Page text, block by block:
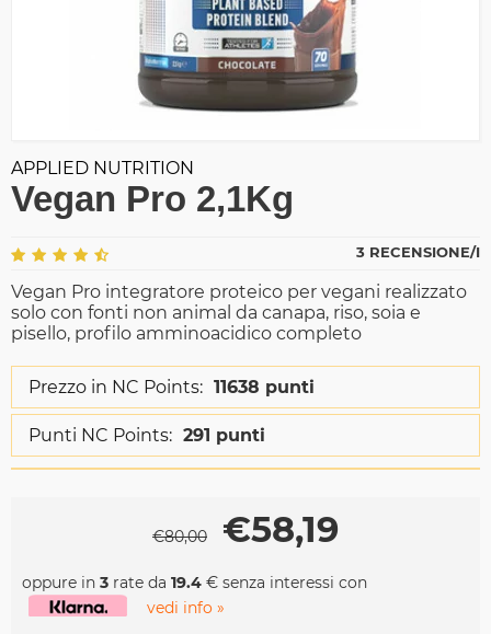
APPLIED NUTRITION
Vegan Pro 2,1Kg
3 RECENSIONE/I
Vegan Pro integratore proteico per vegani realizzato
solo con fonti non animal da canapa, riso, soia e
pisello, profilo amminoacidico completo
Prezzo in NC Points: 11638 punti
Punti NC Points: 291 punti
€80,00 €58,19
oppure in 3 rate da 19.4 € senza interessi con
vedi info »